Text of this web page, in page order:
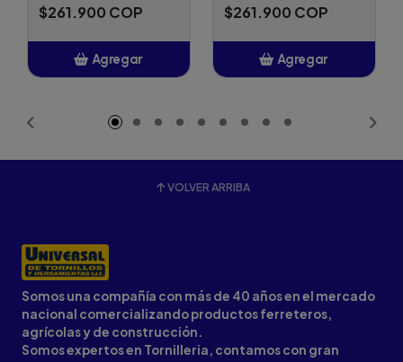
$261.900 COP
Agregar
$261.900 COP
Agregar
VOLVER ARRIBA
Somos una compañía con más de 40 años en el mercado
nacional comercializando productos ferreteros,
agrícolas y de construcción.
Somos expertos en Tornilleria, contamos con gran